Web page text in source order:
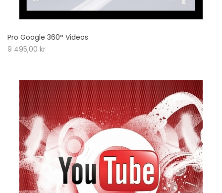
Pro Google 360° Videos
9 495,00 kr